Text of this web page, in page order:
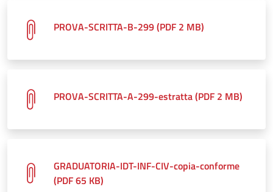
PROVA-SCRITTA-B-299 (PDF 2 MB)
PROVA-SCRITTA-A-299-estratta (PDF 2 MB)
GRADUATORIA-IDT-INF-CIV-copia-conforme
(PDF 65 KB)